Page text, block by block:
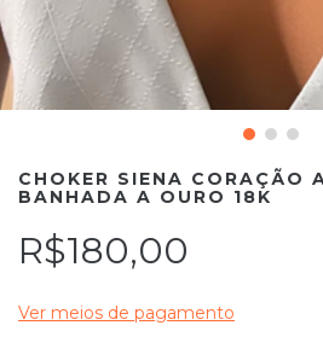
CHOKER SIENA CORAÇÃO
BANHADA A OURO 18K
R$180,00
Ver meios de pagamento